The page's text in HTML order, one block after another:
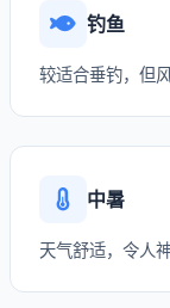
钓鱼
较适合垂钓，但
中暑
天气舒适，令人